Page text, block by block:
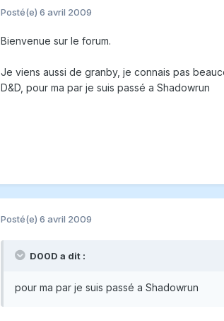
Posté(e) 6 avril 2009
Bienvenue sur le forum.
Je viens aussi de granby, je connais pas
D&D, pour ma par je suis passé a Shadowrun
Posté(e) 6 avril 2009
D00D a dit :
pour ma par je suis passé a Shadowrun